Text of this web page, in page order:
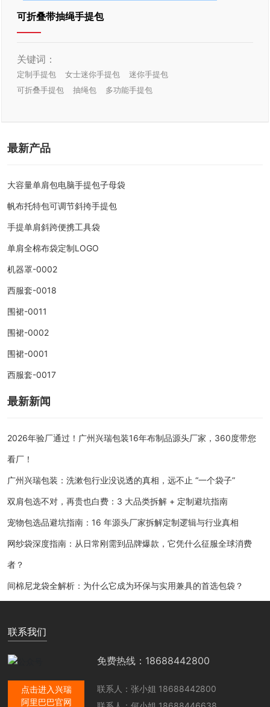
可折叠带抽绳手提包
关键词：
定制手提包 女士迷你手提包
迷你手提包
可折叠手提包
抽绳包 多功能手提包
最新产品
大容量单肩包电脑手提包子母袋
帆布托特包可调节斜挎手提包
手提单肩斜跨便携工具袋
单肩全棉布袋定制LOGO
机器罩-0002
西服套-0018
围裙-0011
围裙-0002
围裙-0001
西服套-0017
最新新闻
2026年验厂通过！广州兴瑞包装16年布制品源头厂家，360度带您
看厂！
广州兴瑞包装：洗漱包行业没说透的真相，远不止 “一个袋子”
双肩包选不对，再贵也白费：3 大品类拆解 + 定制避坑指南
宠物包选品避坑指南：16 年源头厂家拆解定制逻辑与行业真相
网纱袋深度指南：从日常刚需到品牌爆款，它凭什么征服全球消费
者？
间棉尼龙袋全解析：为什么它成为环保与实用兼具的首选包袋？
联系我们
点击进入兴瑞
阿里巴巴官网
免费热线：18688442800
联系人：张小姐 18688442800